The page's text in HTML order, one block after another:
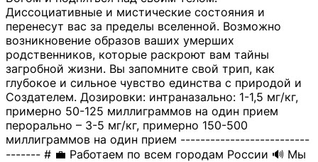
Диссоциативные и мистические состояния и
перенесут вас за пределы вселенной. Возможно
возникновение образов ваших умерших
родственников, которые раскроют вам тайны
загробной жизни. Вы запомните свой трип, как
глубокое и сильное чувство единства с природой и
Создателем. Дозировки: интраназально: 1-1,5 мг/кг,
примерно 50-125 миллиграммов на один прием
перорально – 3-5 мг/кг, примерно 150-500
миллиграммов на один прием --------------------------
------- # 💼 Работаем по всем городам России 🔊 Мы